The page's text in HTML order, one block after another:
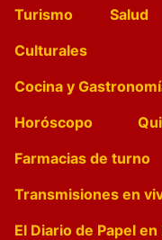
Turismo
Salud
Culturales
Cocina y
Horóscopo
Farmacias de turno
Transmisiones en
El Diario de Papel en